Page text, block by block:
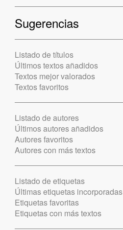
Sugerencias
Listado de títulos
Últimos textos añadidos
Textos mejor valorados
Textos favoritos
Listado de autores
Últimos autores añadidos
Autores favoritos
Autores con más textos
Listado de etiquetas
Últimas etiquetas incorporadas
Etiquetas favoritas
Etiquetas con más textos